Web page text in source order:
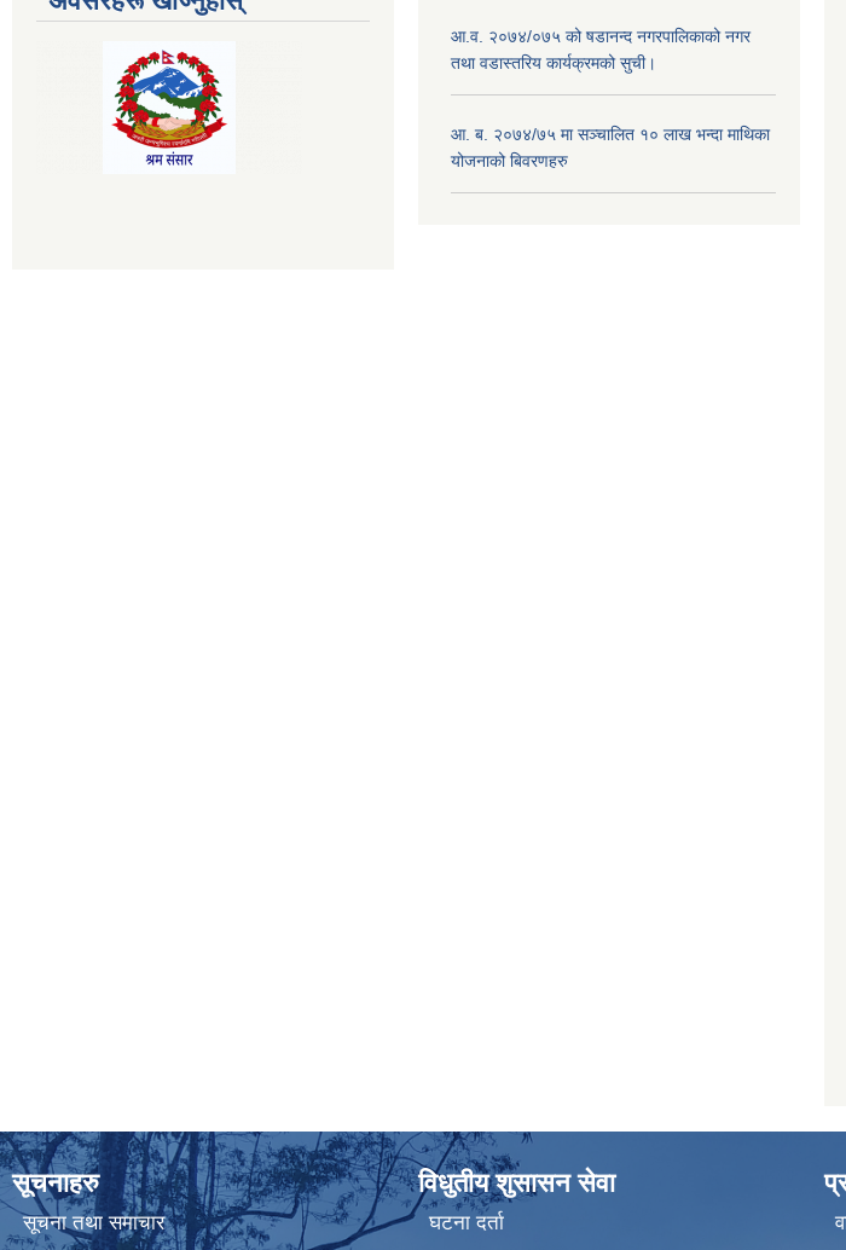
आ.व. २०७४/०७५ को षडानन्द नगरपालिकाको नगर
तथा वडास्तरिय कार्यक्रमको सुची।
आ. ब. २०७४/७५ मा सञ्चालित १० लाख भन्दा माथिका
योजनाको बिवरणहरु
सूचनाहरु
सूचना तथा समाचार
विधुतीय शुसासन सेवा
घटना दर्ता